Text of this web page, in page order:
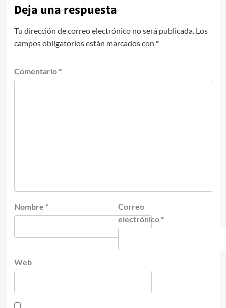
Deja una respuesta
Tu dirección de correo electrónico no será publicada. Los
campos obligatorios están marcados con *
Comentario *
Nombre *
Correo
electrónico *
Web